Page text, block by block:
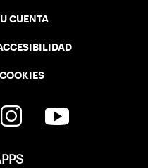
CUENTA